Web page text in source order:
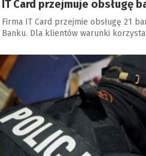
IT Card przejmuje obsługę
Firma IT Card przejmie obsługę 21
Banku. Dla klientów warunki